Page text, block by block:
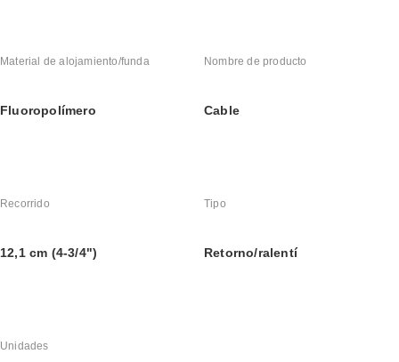
Material de alojamiento/funda
Fluoropolímero
Nombre de producto
Cable
Recorrido
12,1 cm (4-3/4")
Tipo
Retorno/ralentí
Unidades